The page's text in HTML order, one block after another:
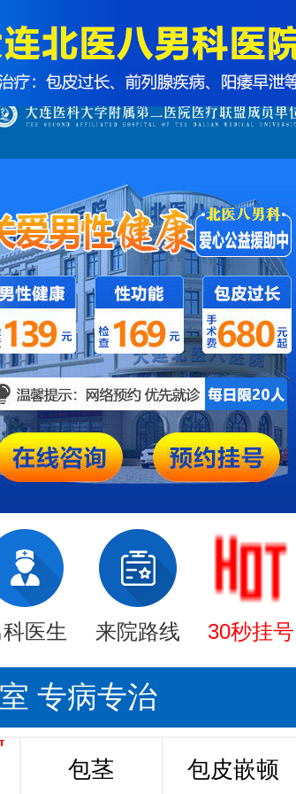
科医生 来院路线 30秒挂号
专病专治
包茎 包皮嵌顿